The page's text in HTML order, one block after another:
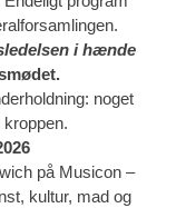
i hænde
noget
på Musicon –
kultur, mad og